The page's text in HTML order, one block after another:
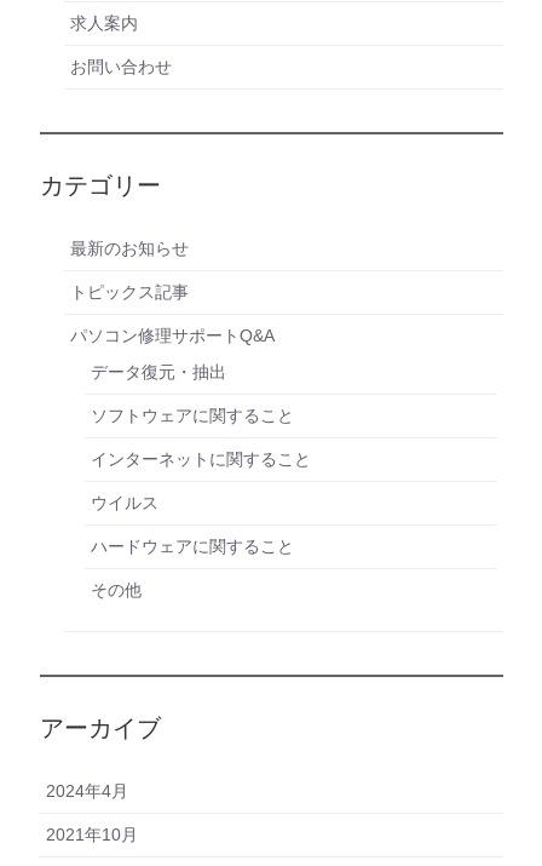
求人案内
お問い合わせ
カテゴリー
最新のお知らせ
トピックス記事
パソコン修理サポートQ&A
データ復元・抽出
ソフトウェアに関すること
インターネットに関すること
ウイルス
ハードウェアに関すること
その他
アーカイブ
2024年4月
2021年10月